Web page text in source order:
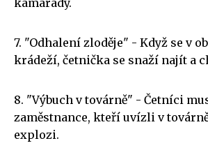
7. "Odhalení zloděje" - Když se v
krádeží, četnička se snaží najít a
8. "Výbuch v továrně" - Četníci
zaměstnance, kteří uvízli v
explozi.